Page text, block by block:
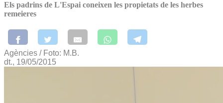
Els padrins de L'Espai coneixen les propietats de les herbes
remeieres
Agències / Foto: M.B.
dt., 19/05/2015